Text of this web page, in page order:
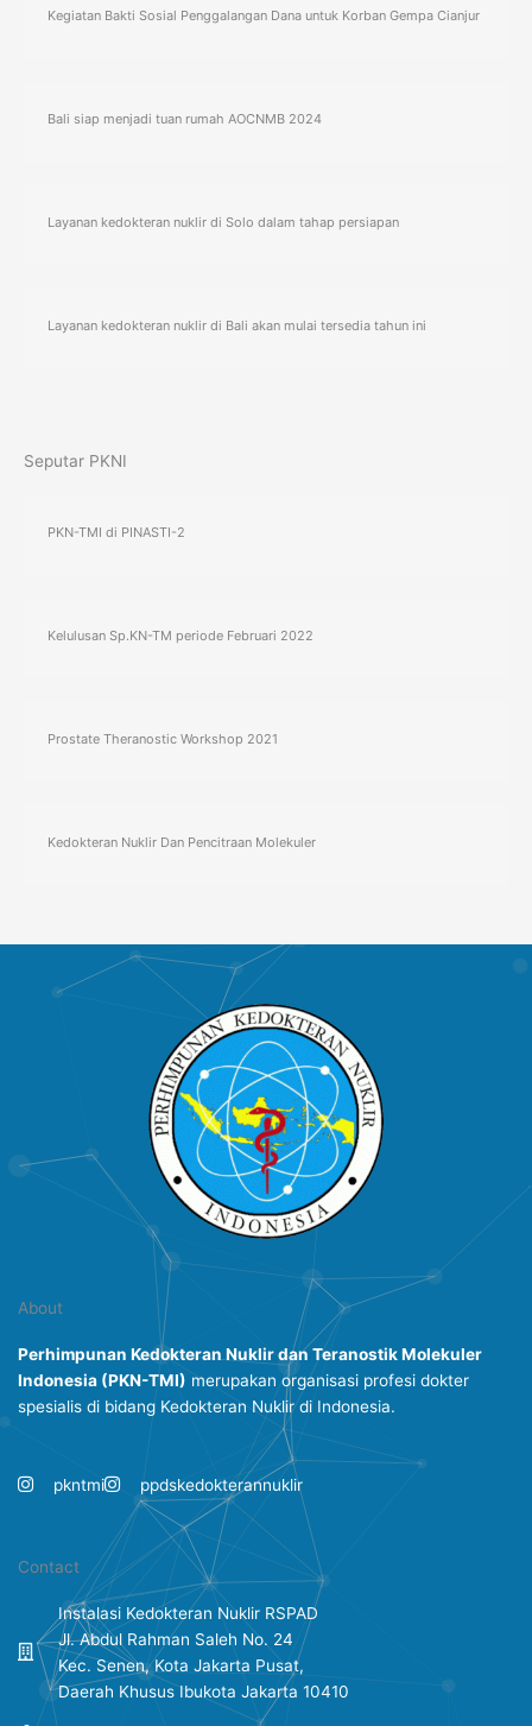
Kegiatan Bakti Sosial Penggalangan Dana untuk Korban Gempa Cianjur
Bali siap menjadi tuan rumah AOCNMB 2024
Layanan kedokteran nuklir di Solo dalam tahap persiapan
Layanan kedokteran nuklir di Bali akan mulai tersedia tahun ini
Seputar PKNI
PKN-TMI di PINASTI-2
Kelulusan Sp.KN-TM periode Februari 2022
Prostate Theranostic Workshop 2021
Kedokteran Nuklir Dan Pencitraan Molekuler
About
Perhimpunan Kedokteran Nuklir dan Teranostik Molekuler
Indonesia (PKN-TMI) merupakan organisasi profesi dokter
spesialis di bidang Kedokteran Nuklir di Indonesia.
pkntmi ppdskedokterannuklir
Contact
Instalasi Kedokteran Nuklir RSPAD
Jl. Abdul Rahman Saleh No. 24
Kec. Senen, Kota Jakarta Pusat,
Daerah Khusus Ibukota Jakarta 10410